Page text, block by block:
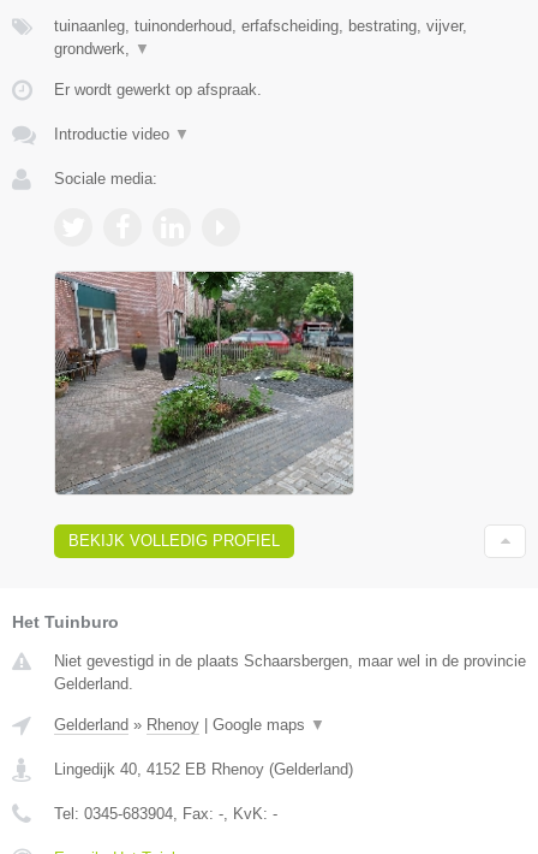
tuinaanleg, tuinonderhoud, erfafscheiding, bestrating, vijver,
grondwerk,
▼
Er wordt gewerkt op afspraak.
Introductie video ▼
Sociale media:
BEKIJK VOLLEDIG PROFIEL
Het Tuinburo
Niet gevestigd in de plaats Schaarsbergen, maar wel in de provincie
Gelderland.
Gelderland » Rhenoy Google maps ▼
Lingedijk 40, 4152 EB Rhenoy (Gelderland)
Tel: 0345-683904, Fax: -, KvK: -